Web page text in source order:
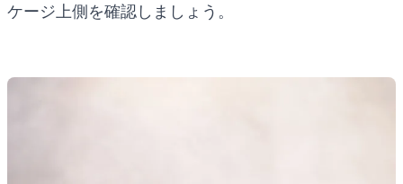
ケージ上側を確認しましょう。